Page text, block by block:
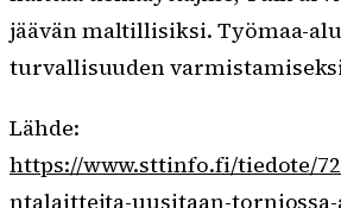
jäävän maltillisiksi. Työmaa-
turvallisuuden
Lähde:
https://www.sttinfo.fi/tiedote/
ntalaitteita-uusitaan-